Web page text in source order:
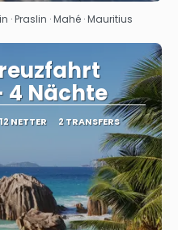
· Praslin · Mahé · Mauritius
4 Nächte
12 NETTER 2 TRANSFERS